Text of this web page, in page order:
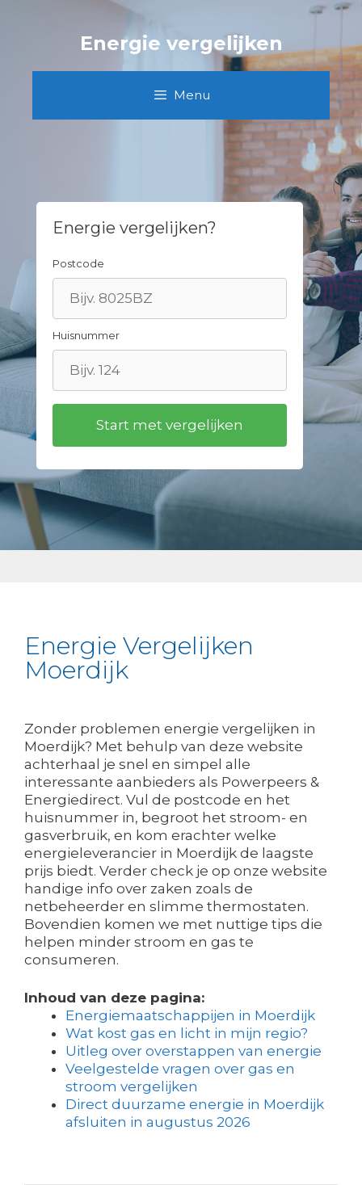
Energie vergelijken
Menu
Energie vergelijken?
Postcode
Huisnummer
Energie Vergelijken
Moerdijk
Zonder problemen energie vergelijken in
Moerdijk? Met behulp van deze website
achterhaal je snel en simpel alle
interessante aanbieders als Powerpeers &
Energiedirect. Vul de postcode en het
huisnummer in, begroot het stroom- en
gasverbruik, en kom erachter welke
energieleverancier in Moerdijk de laagste
prijs biedt. Verder check je op onze website
handige info over zaken zoals de
netbeheerder en slimme thermostaten.
Bovendien komen we met nuttige tips die
helpen minder stroom en gas te
consumeren.
Inhoud van deze pagina:
Energiemaatschappijen in Moerdijk
Wat kost gas en licht in mijn regio?
Uitleg over overstappen van energie
Veelgestelde vragen over gas en
stroom vergelijken
Direct duurzame energie in Moerdijk
afsluiten in augustus 2026